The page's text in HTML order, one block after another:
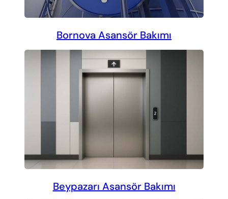
Bornova Asansör Bakımı
Beypazarı Asansör Bakımı